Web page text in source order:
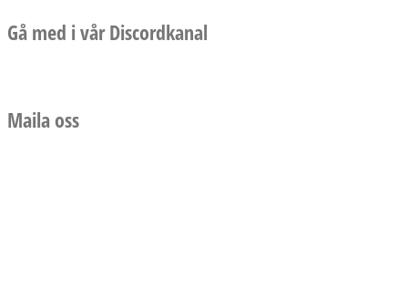
Gå med i vår Discordkanal
Maila oss